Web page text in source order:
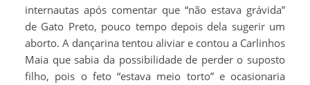
internautas após comentar que “não estava grávida”
de Gato Preto, pouco tempo depois dela sugerir um
aborto. A dançarina tentou aliviar e contou a Carlinhos
Maia que sabia da possibilidade de perder o suposto
filho, pois o feto “estava meio torto” e ocasionaria